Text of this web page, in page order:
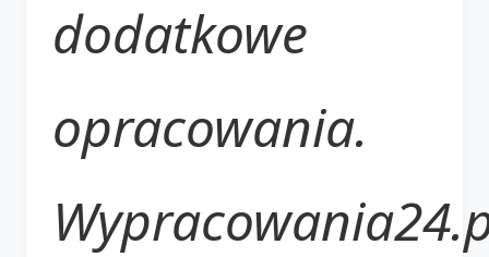
dodatkowe
opracowania.